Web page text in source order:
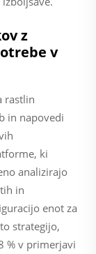
z
v
rastlin
in napovedi
ki
analizirajo
in
enot za
strategijo,
% v primerjavi